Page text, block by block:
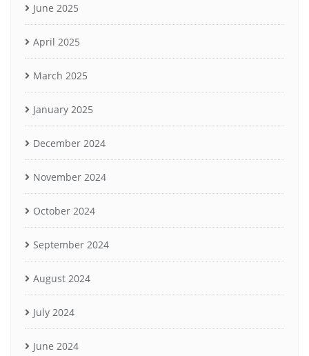
June 2025
April 2025
March 2025
January 2025
December 2024
November 2024
October 2024
September 2024
August 2024
July 2024
June 2024